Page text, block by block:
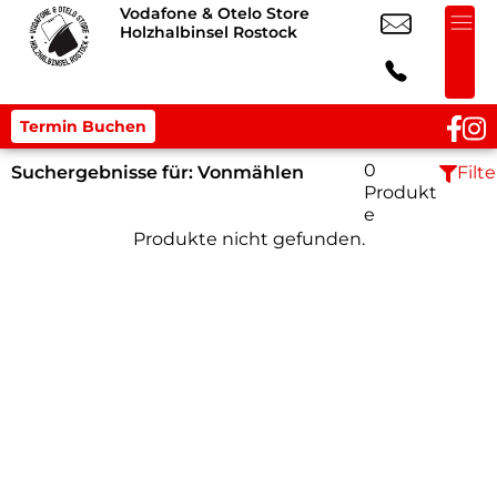
Vodafone & Otelo Store
Holzhalbinsel Rostock
Termin Buchen
Suchergebnisse für: Vonmählen
0
Produkt
e
Produkte nicht gefunden.